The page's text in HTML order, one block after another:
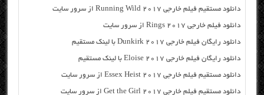
دانلود مستقیم فیلم خارجی Running Wild 2017 از سرور سایت
دانلود فیلم خارجی Rings 2017 از سرور سایت
دانلود رایگان فیلم خارجی Dunkirk 2017 با لینک مستقیم
دانلود رایگان فیلم خارجی Eloise 2017 با لینک مستقیم
دانلود مستقیم فیلم خارجی Essex Heist 2017 از سرور سایت
دانلود مستقیم فیلم خارجی Get the Girl 2017 از سرور سایت